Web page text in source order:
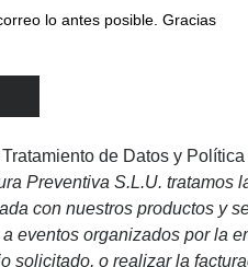
lo antes posible. Gracias
de Datos y
Preventiva S.L.U. tratamos
con nuestros productos y
eventos organizados por la
solicitado, o realizar la